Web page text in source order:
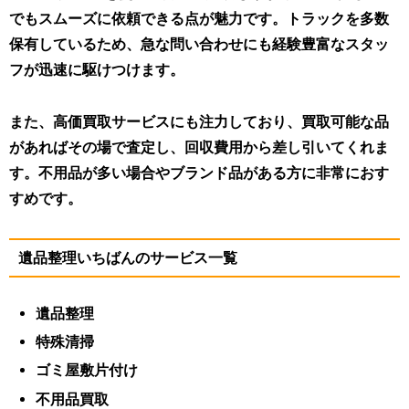
でもスムーズに依頼できる点が魅力です。トラックを多数
保有しているため、急な問い合わせにも経験豊富なスタッ
フが迅速に駆けつけます。
また、高価買取サービスにも注力しており、買取可能な品
があればその場で査定し、回収費用から差し引いてくれま
す。不用品が多い場合やブランド品がある方に非常におす
すめです。
遺品整理いちばんのサービス一覧
遺品整理
特殊清掃
ゴミ屋敷片付け
不用品買取